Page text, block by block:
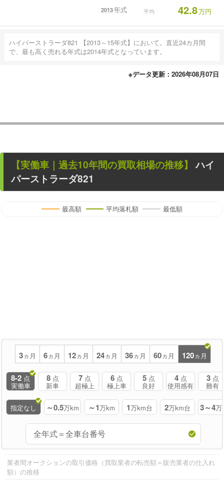
2013年式 平均 42.8万円
ハイパーストラーダ821 【2013～15年式】において。直近24カ月間
で、最も高く売れる年式は2014年式となっています。
※データ更新：2026年08月07日
【実働車 ｜過去10年間の買取相場の推移】ハイ
パーストラーダ821
最高額 平均落札額 最低額
3ヵ月 6ヵ月 12ヵ月 24ヵ月 36ヵ月 60ヵ月 120ヵ月
8-2 点
実働車
8 点
新車
7 点
超極上
6 点
極上車
5 点
良好
4 点
使用感有
3 点
難有
指定なし ～0.5万km ～1万km 1万km台 2万km台 3～4万
業者間オークションの取引価格（買取業者の転売額＝販売業者の仕入れ
額）の推移